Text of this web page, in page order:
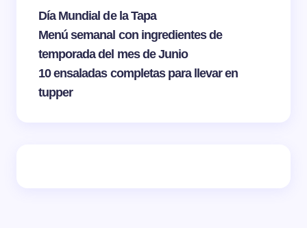
Día Mundial de la Tapa
Menú semanal con ingredientes de
temporada del mes de Junio
10 ensaladas completas para llevar en
tupper